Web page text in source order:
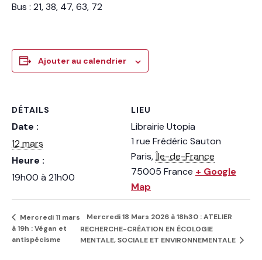
Bus : 21, 38, 47, 63, 72
Ajouter au calendrier
DÉTAILS
Date :
12 mars
Heure :
19h00 à 21h00
LIEU
Librairie Utopia
1 rue Frédéric Sauton
Paris,Île-de-France
75005 France + Google
Map
Mercredi 11 mars
à 19h : Végan et
antispécisme
Mercredi 18 Mars 2026 à 18h30 : ATELIER
RECHERCHE-CRÉATION EN ÉCOLOGIE
MENTALE, SOCIALE ET ENVIRONNEMENTALE